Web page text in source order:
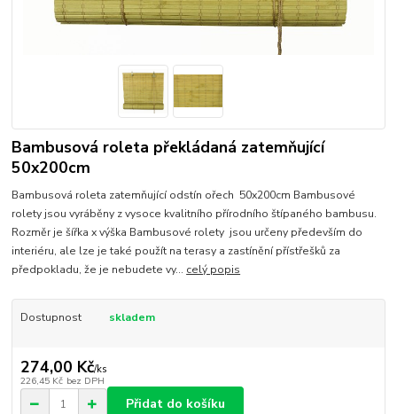
Bambusová roleta překládaná zatemňující
50x200cm
Bambusová roleta zatemňující odstín ořech 50x200cm Bambusové
rolety jsou vyráběny z vysoce kvalitního přírodního štípaného bambusu.
Rozměr je šířka x výška Bambusové rolety jsou určeny především do
interiéru, ale lze je také použít na terasy a zastínění přístřešků za
předpokladu, že je nebudete vy... celý popis
Dostupnost skladem
274,00 Kč/ks
226,45 Kč bez DPH
Přidat do košíku